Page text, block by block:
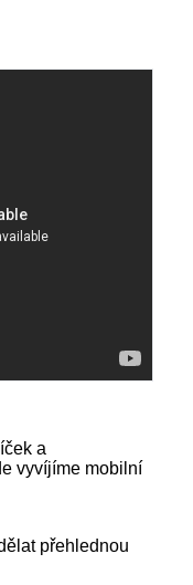
a
vyvíjíme mobilní
přehlednou